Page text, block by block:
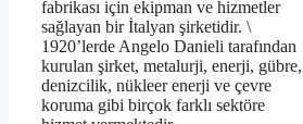
fabrikası için ekipman ve hizmetler
sağlayan bir İtalyan şirketidir. \
1920’lerde Angelo Danieli tarafından
kurulan şirket, metalurji, enerji, gübre,
denizcilik, nükleer enerji ve çevre
koruma gibi birçok farklı sektöre